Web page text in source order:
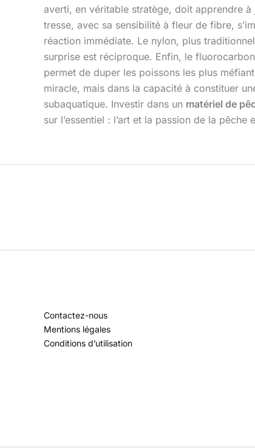
averti, en véritable stratège, doit apprendre
tresse, avec sa sensibilité à fleur de fibre,
réaction immédiate. Le nylon, plus
surprise est réciproque. Enfin, le
permet de duper les poissons les plus
miracle, mais dans la capacité à constituer
subaquatique. Investir dans un matériel de
sur l’essentiel : l’art et la passion de la pêche
Contactez-nous
Mentions légales
Conditions d’utilisation